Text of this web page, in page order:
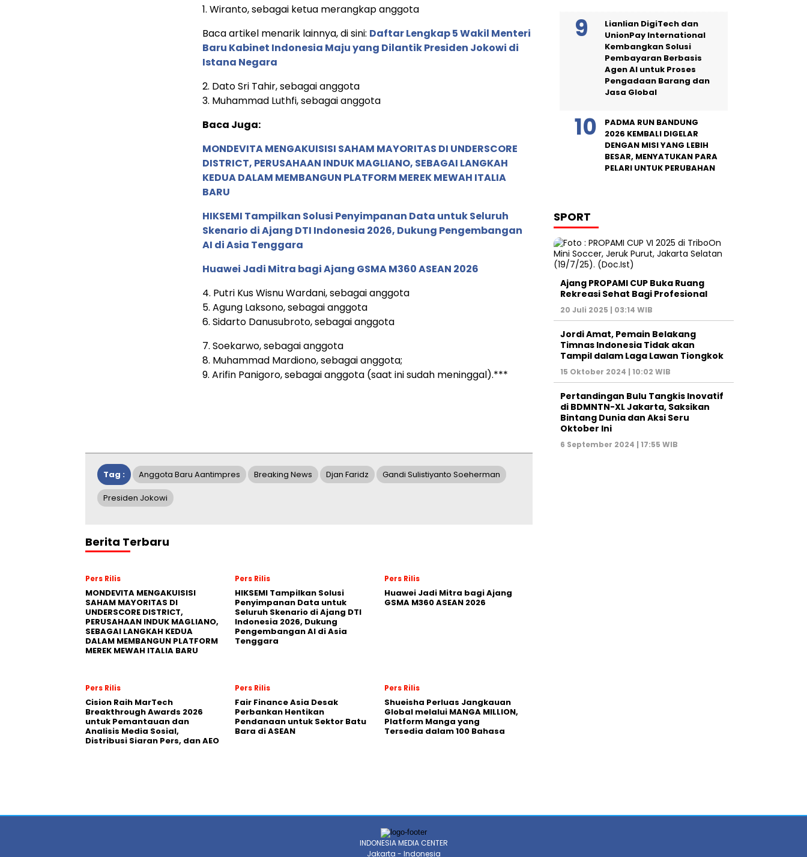
1. Wiranto, sebagai ketua merangkap anggota
Baca artikel menarik lainnya, di sini: Daftar Lengkap 5 Wakil Menteri
Baru Kabinet Indonesia Maju yang Dilantik Presiden Jokowi di
Istana Negara
2. Dato Sri Tahir, sebagai anggota
3. Muhammad Luthfi, sebagai anggota
Baca Juga:
MONDEVITA MENGAKUISISI SAHAM MAYORITAS DI UNDERSCORE
DISTRICT, PERUSAHAAN INDUK MAGLIANO, SEBAGAI LANGKAH
KEDUA DALAM MEMBANGUN PLATFORM MEREK MEWAH ITALIA
BARU
HIKSEMI Tampilkan Solusi Penyimpanan Data untuk Seluruh
Skenario di Ajang DTI Indonesia 2026, Dukung Pengembangan
AI di Asia Tenggara
Huawei Jadi Mitra bagi Ajang GSMA M360 ASEAN 2026
4. Putri Kus Wisnu Wardani, sebagai anggota
5. Agung Laksono, sebagai anggota
6. Sidarto Danusubroto, sebagai anggota
7. Soekarwo, sebagai anggota
8. Muhammad Mardiono, sebagai anggota;
9. Arifin Panigoro, sebagai anggota (saat ini sudah meninggal).***
Tag : Anggota Baru Aantimpres Breaking News Djan Faridz Gandi Sulistiyanto Soeherman
Presiden Jokowi
Berita Terbaru
Pers Rilis
MONDEVITA MENGAKUISISI
SAHAM MAYORITAS DI
UNDERSCORE DISTRICT,
PERUSAHAAN INDUK MAGLIANO,
SEBAGAI LANGKAH KEDUA
DALAM MEMBANGUN PLATFORM
MEREK MEWAH ITALIA BARU
Pers Rilis
HIKSEMI Tampilkan Solusi
Penyimpanan Data untuk
Seluruh Skenario di Ajang DTI
Indonesia 2026, Dukung
Pengembangan AI di Asia
Tenggara
Pers Rilis
Huawei Jadi Mitra bagi Ajang
GSMA M360 ASEAN 2026
Pers Rilis
Cision Raih MarTech
Breakthrough Awards 2026
untuk Pemantauan dan
Analisis Media Sosial,
Distribusi Siaran Pers, dan AEO
Pers Rilis
Fair Finance Asia Desak
Perbankan Hentikan
Pendanaan untuk Sektor Batu
Bara di ASEAN
Pers Rilis
Shueisha Perluas Jangkauan
Global melalui MANGA MILLION,
Platform Manga yang
Tersedia dalam 100 Bahasa
Lianlian DigiTech dan
UnionPay International
Kembangkan Solusi
Pembayaran Berbasis
Agen AI untuk Proses
Pengadaan Barang dan
Jasa Global
PADMA RUN BANDUNG
2026 KEMBALI DIGELAR
DENGAN MISI YANG LEBIH
BESAR, MENYATUKAN PARA
PELARI UNTUK PERUBAHAN
SPORT
Ajang PROPAMI CUP Buka Ruang
Rekreasi Sehat Bagi Profesional
20 Juli 2025 | 03:14 WIB
Jordi Amat, Pemain Belakang
Timnas Indonesia Tidak akan
Tampil dalam Laga Lawan Tiongkok
15 Oktober 2024 | 10:02 WIB
Pertandingan Bulu Tangkis Inovatif
di BDMNTN-XL Jakarta, Saksikan
Bintang Dunia dan Aksi Seru
Oktober Ini
6 September 2024 | 17:55 WIB
INDONESIA MEDIA CENTER
Jakarta - Indonesia